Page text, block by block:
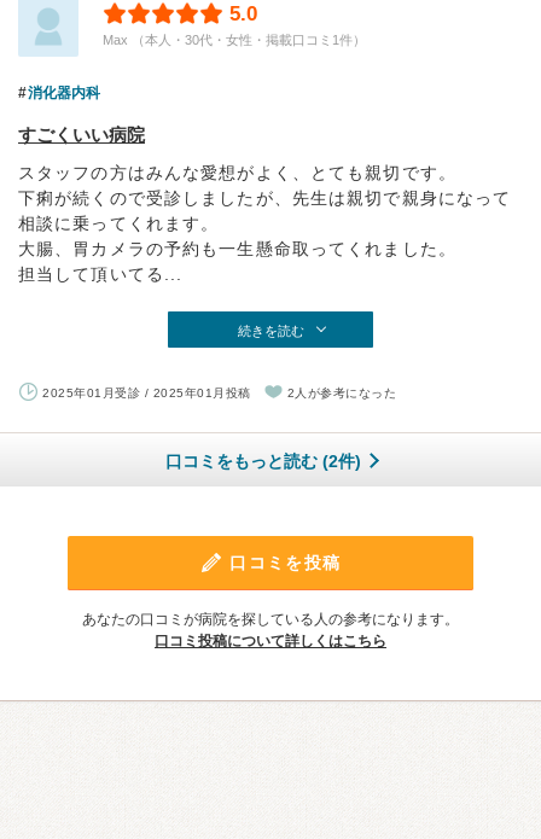
5.0
Max （本人・30代・女性・掲載口コミ1件）
消化器内科
すごくいい病院
スタッフの方はみんな愛想がよく、とても親切です。
下痢が続くので受診しましたが、先生は親切で親身になって
相談に乗ってくれます。
大腸、胃カメラの予約も一生懸命取ってくれました。
担当して頂いてる...
続きを読む
2025年01月受診 / 2025年01月投稿 2人が参考になった
口コミをもっと読む (2件)
口コミを投稿
あなたの口コミが病院を探している人の参考になります。
口コミ投稿について詳しくはこちら